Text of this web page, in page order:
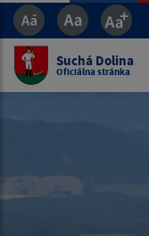
Suchá Dolina
Oficiálna stránka